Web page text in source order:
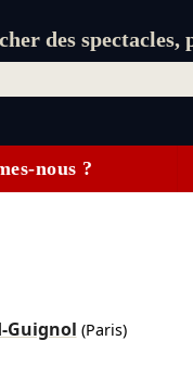
des spectacles,
nous ?
Guignol (Paris)